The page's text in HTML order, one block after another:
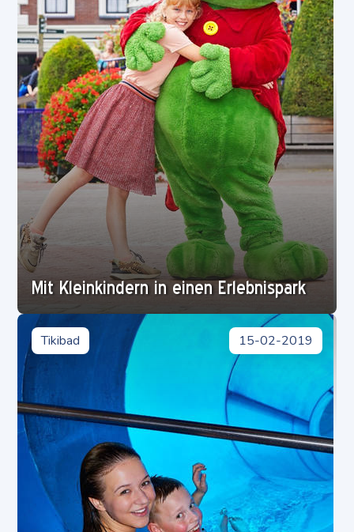
Mit Kleinkindern in einen Erlebnispark
Tikibad 15-02-2019